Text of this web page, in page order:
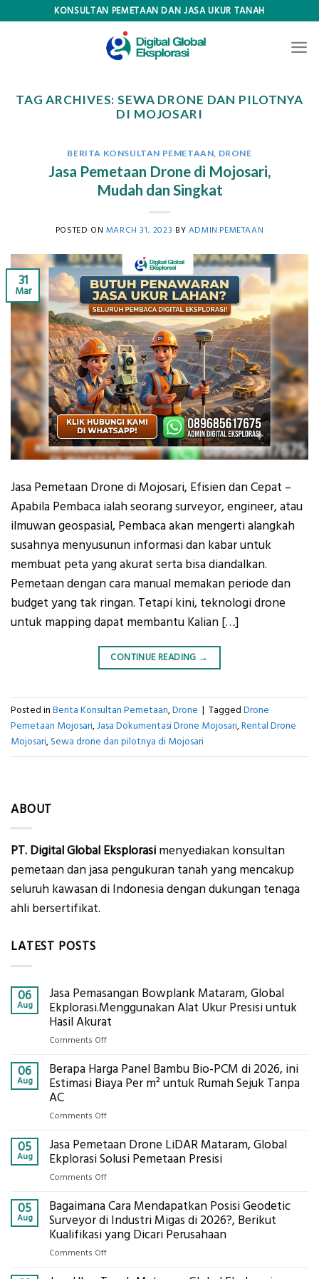
KONSULTAN PEMETAAN DAN JASA UKUR TANAH
TAG ARCHIVES:SEWA DRONE DAN PILOTNYA
DI MOJOSARI
BERITA KONSULTAN PEMETAAN DRONE
Jasa Pemetaan Drone di Mojosari,
Mudah dan Singkat
POSTED ON MARCH 31, 2023 BY ADMIN.PEMETAAN
31
Mar
Jasa Pemetaan Drone di Mojosari, Efisien dan Cepat –
Apabila Pembaca ialah seorang surveyor, engineer, atau
ilmuwan geospasial, Pembaca akan mengerti alangkah
susahnya menyusunun informasi dan kabar untuk
membuat peta yang akurat serta bisa diandalkan.
Pemetaan dengan cara manual memakan periode dan
budget yang tak ringan. Tetapi kini, teknologi drone
untuk mapping dapat membantu Kalian […]
CONTINUE READING →
Posted in Berita Konsultan Pemetaan,Drone | Tagged Drone
Pemetaan Mojosari,Jasa Dokumentasi Drone Mojosari,Rental Drone
Mojosari,Sewa drone dan pilotnya di Mojosari
ABOUT
PT. Digital Global Eksplorasi menyediakan konsultan
pemetaan dan jasa pengukuran tanah yang mencakup
seluruh kawasan di Indonesia dengan dukungan tenaga
ahli bersertifikat.
LATEST POSTS
06
Aug
Jasa Pemasangan Bowplank Mataram, Global
Ekplorasi.Menggunakan Alat Ukur Presisi untuk
Hasil Akurat
Comments Offon
Pemasangan
Bowplank
Ukur
Presisi
untuk
Akurat
06
Aug
Berapa Harga Panel Bambu Bio-PCM di 2026, ini
Estimasi Biaya Per m² untuk Rumah Sejuk Tanpa
AC
Comments Offon
Harga
Panel
di
2026,
ini
Estimasi
05
Aug
Jasa Pemetaan Drone LiDAR Mataram, Global
Ekplorasi Solusi Pemetaan Presisi
Comments Offon
Pemetaan
Drone
LiDAR
Mataram,
05
Aug
Bagaimana Cara Mendapatkan Posisi Geodetic
Surveyor di Industri Migas di 2026?, Berikut
Kualifikasi yang Dicari Perusahaan
Comments Offon